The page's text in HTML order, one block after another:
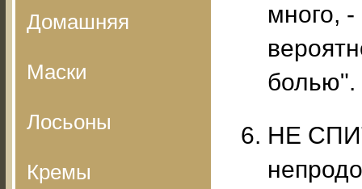
Домашняя
Маски
Лосьоны
Кремы
много,
болью".
НЕ